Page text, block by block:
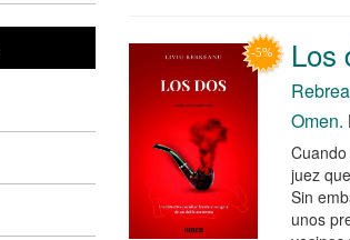
Los
Omen.
juez
Sin
unos